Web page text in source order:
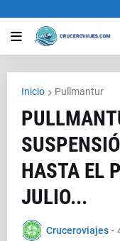
Inicio Pullmantur
HASTA EL
JULIO...
Cruceroviajes -